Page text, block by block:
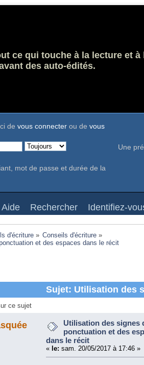
ce qui touche à la lecture et
des auto-édités.
de vous connecter ou de vous
mot de passe et durée de la
Une
Aide Rechercher Identifiez-
d'écriture» Conseils d'écriture »
et des espaces dans le récit
Sujet: Utilisation des
(Lu 41693 fois)
ce sujet
Utilisation des signes
ponctuation et des
dans le récit
« le: sam. 20/05/2017 à 17:46 »